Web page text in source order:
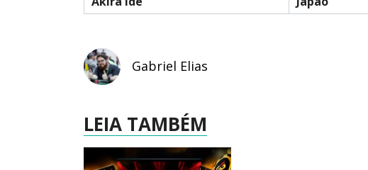
Gabriel Elias
LEIA TAMBÉM